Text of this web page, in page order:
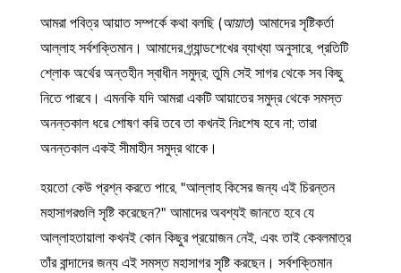
আমরা পবিত্র আয়াত সম্পর্কে কথা বলছি (আয়াত) আমাদের সৃষ্টিকর্তা
আল্লাহ সর্বশক্তিমান। আমাদের গ্র্যান্ডশেখের ব্যাখ্যা অনুসারে, প্রতিটি
শ্লোক অর্থের অন্তহীন স্বাধীন সমুদ্র; তুমি সেই সাগর থেকে সব কিছু
নিতে পারবে। এমনকি যদি আমরা একটি আয়াতের সমুদ্র থেকে সমস্ত
অনন্তকাল ধরে শোষণ করি তবে তা কখনই নিঃশেষ হবে না; তারা
অনন্তকাল একই সীমাহীন সমুদ্র থাকে।
হয়তো কেউ প্রশ্ন করতে পারে, "আল্লাহ কিসের জন্য এই চিরন্তন
মহাসাগরগুলি সৃষ্টি করেছেন?" আমাদের অবশ্যই জানতে হবে যে
আল্লাহতায়ালা কখনই কোন কিছুর প্রয়োজন নেই, এবং তাই কেবলমাত্র
তাঁর বান্দাদের জন্য এই সমস্ত মহাসাগর সৃষ্টি করছেন। সর্বশক্তিমান